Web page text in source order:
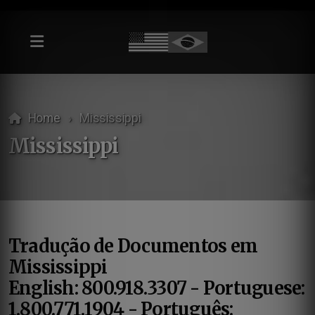
Home Mississippi
Mississippi
Tradução de Documentos em
Mississippi
English: 800.918.3307 - Portuguese:
1.800.771.1904 - Português: